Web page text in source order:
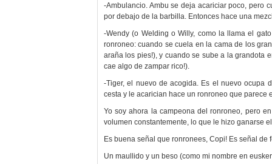
-Ambulancio. Ambu se deja acariciar poco, pero
por debajo de la barbilla. Entonces hace una
-Wendy (o Welding o Willy, como la llama el
ronroneo: cuando se cuela en la cama de los
araña los pies!), y cuando se sube a la grandota
cae algo de zampar rico!).
-Tiger, el nuevo de acogida. Es el nuevo ocupa
cesta y le acarician hace un ronroneo que parece
Yo soy ahora la campeona del ronroneo, pero
volumen constantemente, lo que le hizo ganarse
Es buena señal que ronronees, Copi! Es señal
Un maullido y un beso (como mi nombre en